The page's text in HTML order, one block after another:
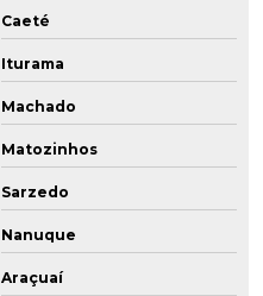
Caeté
Iturama
Machado
Matozinhos
Sarzedo
Nanuque
Araçuaí